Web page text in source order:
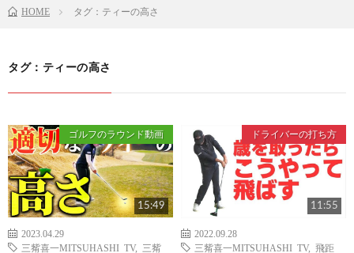
HOME タグ：ティーの高さ
タグ：ティーの高さ
ゴルフのラウンド動画
15:49
2023.04.29
三觜喜一MITSUHASHI TV, 三觜
ドライバーの打ち方
11:55
2022.09.28
三觜喜一MITSUHASHI TV, 飛距